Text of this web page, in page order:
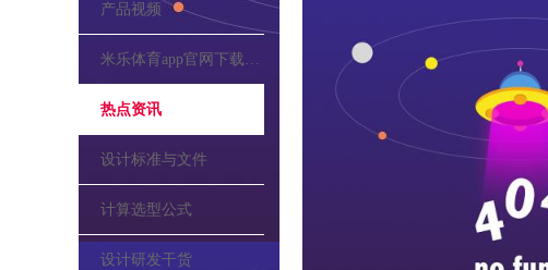
产品视频
米乐体育app官网下载的公告
热点资讯
设计标准与文件
计算选型公式
设计研发干货